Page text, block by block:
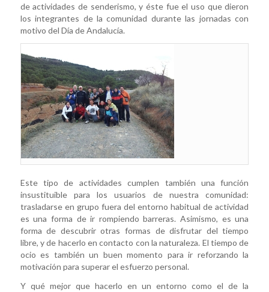
de actividades de senderismo, y éste fue el uso que dieron
los integrantes de la comunidad durante las jornadas con
motivo del Día de Andalucía.
Este tipo de actividades cumplen también una función
insustituible para los usuarios de nuestra comunidad:
trasladarse en grupo fuera del entorno habitual de actividad
es una forma de ir rompiendo barreras. Asimismo, es una
forma de descubrir otras formas de disfrutar del tiempo
libre, y de hacerlo en contacto con la naturaleza. El tiempo de
ocio es también un buen momento para ir reforzando la
motivación para superar el esfuerzo personal.
Y qué mejor que hacerlo en un entorno como el de la